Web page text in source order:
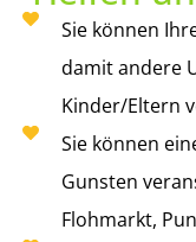
Sie können
damit andere
Kinder/Eltern
Sie können
Gunsten
Flohmarkt,